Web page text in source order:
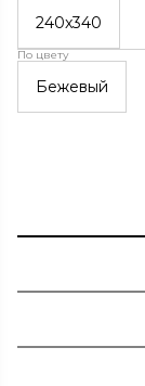
240x340
По цвету
Бежевый